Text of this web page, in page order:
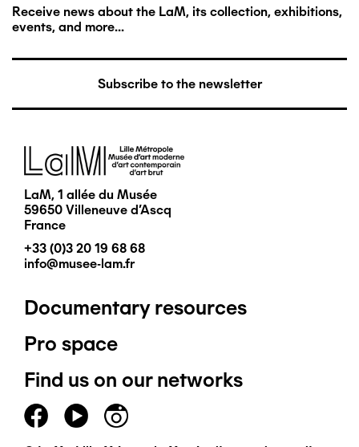
Receive news about the LaM, its collection, exhibitions,
events, and more...
Subscribe to the newsletter
Image
LaM, 1 allée du Musée
59650 Villeneuve d'Ascq
France
+33 (0)3 20 19 68 68
info@musee-lam.fr
Pied
de
page
principal
Documentary resources
Pro space
Find us on our networks